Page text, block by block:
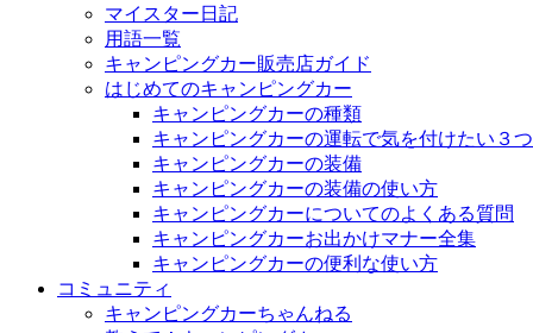
マイスター日記
用語一覧
キャンピングカー販売店ガイド
はじめてのキャンピングカー
キャンピングカーの種類
キャンピングカーの運転で気を付けたい３
キャンピングカーの装備
キャンピングカーの装備の使い方
キャンピングカーについてのよくある質問
キャンピングカーお出かけマナー全集
キャンピングカーの便利な使い方
コミュニティ
キャンピングカーちゃんねる